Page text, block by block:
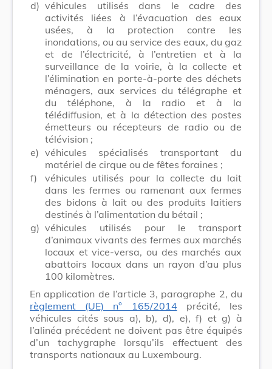
d) véhicules utilisés dans le cadre des
activités liées à l’évacuation des eaux
usées, à la protection contre les
inondations, ou au service des eaux, du gaz
et de l’électricité, à l’entretien et à la
surveillance de la voirie, à la collecte et
l’élimination en porte-à-porte des déchets
ménagers, aux services du télégraphe et
du téléphone, à la radio et à la
télédiffusion, et à la détection des postes
émetteurs ou récepteurs de radio ou de
télévision ;
e) véhicules spécialisés transportant du
matériel de cirque ou de fêtes foraines ;
f)
véhicules utilisés pour la collecte du lait
dans les fermes ou ramenant aux fermes
des bidons à lait ou des produits laitiers
destinés à l’alimentation du bétail ;
g) véhicules utilisés pour le transport
d’animaux vivants des fermes aux marchés
locaux et vice-versa, ou des marchés aux
abattoirs locaux dans un rayon d’au plus
100 kilomètres.
En application de l’article 3, paragraphe 2, du
règlement (UE) n° 165/2014 précité, les
véhicules cités sous a), b), d), e), f) et g) à
l’alinéa précédent ne doivent pas être équipés
d’un tachygraphe lorsqu’ils effectuent des
transports nationaux au Luxembourg.